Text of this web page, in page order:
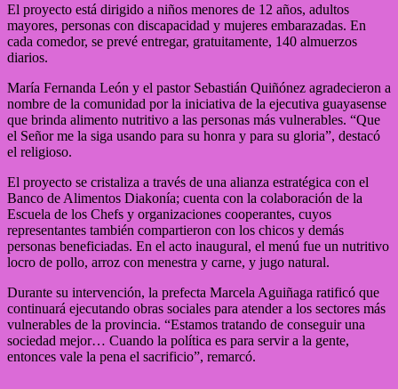
El proyecto está dirigido a niños menores de 12 años, adultos
mayores, personas con discapacidad y mujeres embarazadas. En
cada comedor, se prevé entregar, gratuitamente, 140 almuerzos
diarios.
María Fernanda León y el pastor Sebastián Quiñónez agradecieron a
nombre de la comunidad por la iniciativa de la ejecutiva guayasense
que brinda alimento nutritivo a las personas más vulnerables. “Que
el Señor me la siga usando para su honra y para su gloria”, destacó
el religioso.
El proyecto se cristaliza a través de una alianza estratégica con el
Banco de Alimentos Diakonía; cuenta con la colaboración de la
Escuela de los Chefs y organizaciones cooperantes, cuyos
representantes también compartieron con los chicos y demás
personas beneficiadas. En el acto inaugural, el menú fue un nutritivo
locro de pollo, arroz con menestra y carne, y jugo natural.
Durante su intervención, la prefecta Marcela Aguiñaga ratificó que
continuará ejecutando obras sociales para atender a los sectores más
vulnerables de la provincia. “Estamos tratando de conseguir una
sociedad mejor… Cuando la política es para servir a la gente,
entonces vale la pena el sacrificio”, remarcó.